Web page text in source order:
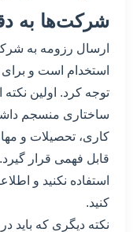
شرکت‌ها به
ارسال رزومه به
استخدام است و
توجه کرد. اولین
ساختاری منسجم
کاری، تحصیلات و
قابل فهمی قرار
استفاده نکنید و
کنید.
نکته دیگری که باید